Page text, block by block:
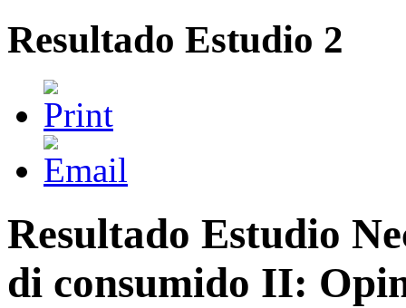
Resultado Estudio 2
Resultado Estudio
di consumido II: